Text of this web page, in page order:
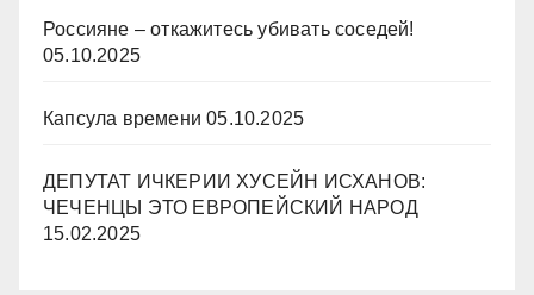
Россияне – откажитесь убивать соседей!
05.10.2025
Капсула времени 05.10.2025
ДЕПУТАТ ИЧКЕРИИ ХУСЕЙН ИСХАНОВ:
ЧЕЧЕНЦЫ ЭТО ЕВРОПЕЙСКИЙ НАРОД
15.02.2025